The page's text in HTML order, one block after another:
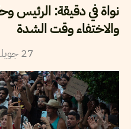
نواة في دقيقة: الرئيس
والاختفاء وقت الشدة
27